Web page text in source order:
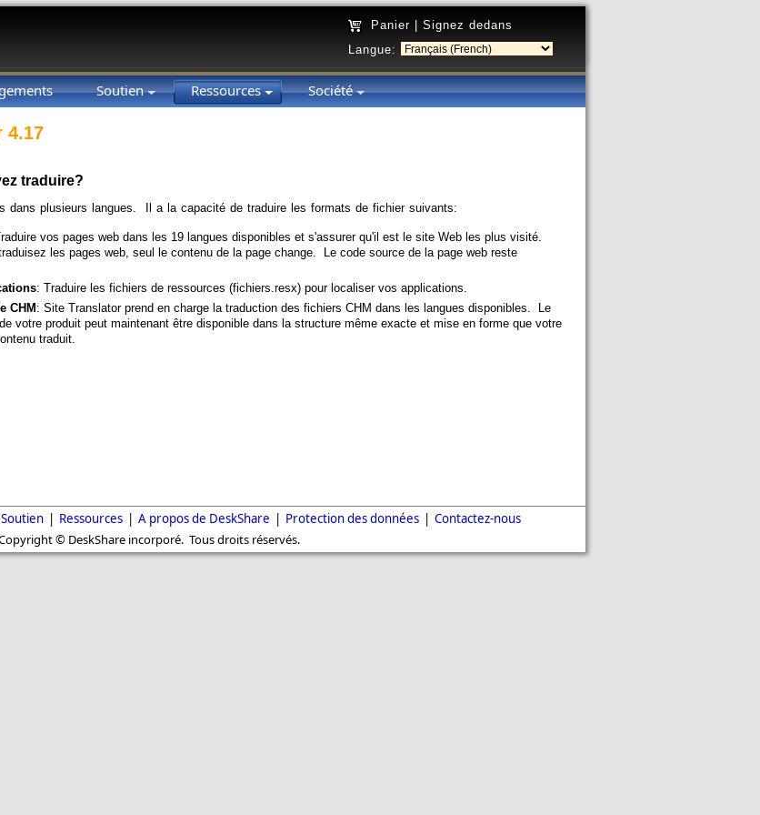
Panier
Signez dedans
Langue:
Soutien Ressources Société
4.17
traduire?
dans plusieurs langues. Il a la capacité de traduire les formats de fichier suivants:
vos pages web dans les 19 langues disponibles et s'assurer qu'il est le site Web les plus visité.
les pages web, seul le contenu de la page change. Le code source de la page web reste
: Traduire les fichiers de ressources (fichiers.resx) pour localiser vos applications.
CHM: Site Translator prend en charge la traduction des fichiers CHM dans les langues disponibles. Le
votre produit peut maintenant être disponible dans la structure même exacte et mise en forme que votre
traduit.
Soutien | Ressources | A propos de DeskShare | Protection des données | Contactez-nous
© DeskShare incorporé. Tous droits réservés.